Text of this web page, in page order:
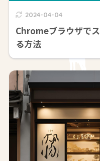
2024-04-04
Chromeブラウザで
る方法